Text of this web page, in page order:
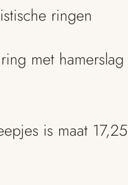
ringen
met hamerslag
is maat 17,25